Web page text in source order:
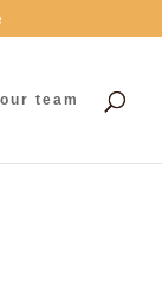
our team